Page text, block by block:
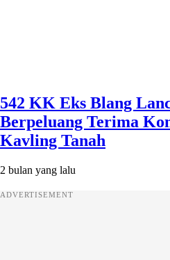
542 KK Eks Blang
Berpeluang Terima
Kavling Tanah
2 bulan yang lalu
ADVERTISEMENT